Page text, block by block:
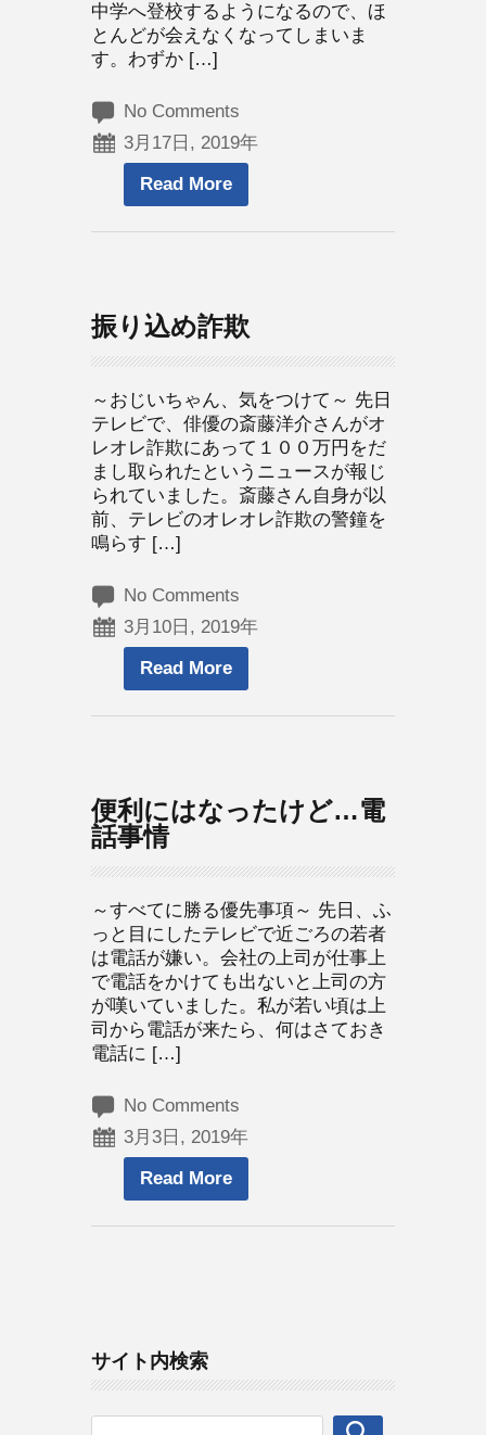
中学へ登校するようになるので、ほ
とんどが会えなくなってしまいま
す。わずか […]
No Comments
3月17日, 2019年
Read More
振り込め詐欺
～おじいちゃん、気をつけて～ 先日
テレビで、俳優の斎藤洋介さんがオ
レオレ詐欺にあって１００万円をだ
まし取られたというニュースが報じ
られていました。斎藤さん自身が以
前、テレビのオレオレ詐欺の警鐘を
鳴らす […]
No Comments
3月10日, 2019年
Read More
便利にはなったけど…電
話事情
～すべてに勝る優先事項～ 先日、ふ
っと目にしたテレビで近ごろの若者
は電話が嫌い。会社の上司が仕事上
で電話をかけても出ないと上司の方
が嘆いていました。私が若い頃は上
司から電話が来たら、何はさておき
電話に […]
No Comments
3月3日, 2019年
Read More
サイト内検索